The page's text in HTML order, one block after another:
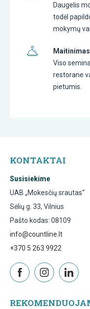
Daugelis
todėl
mokymų
Maitinimas
Viso
restorane
pietumis.
KONTAKTAI
Susisiekime
UAB „Mokesčių srautas“
Sėlių g. 33, Vilnius
Pašto kodas: 08109
info@countline.lt
+370 5 263 9922